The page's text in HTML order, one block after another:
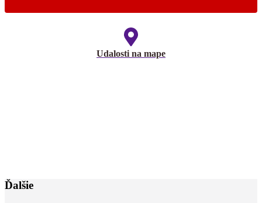
Udalosti na mape
Ďalšie